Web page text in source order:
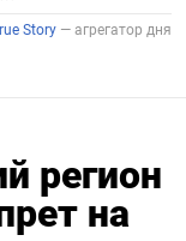
регион
на